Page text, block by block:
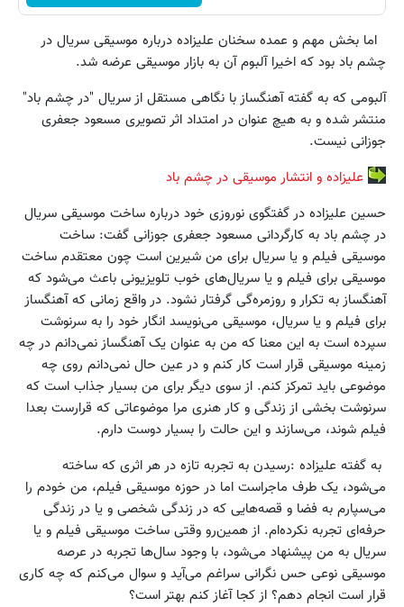
اما بخش مهم و عمده سخنان علیزاده درباره موسیقی سریال در
چشم باد بود که اخیرا آلبوم آن به بازار موسیقی عرضه شد.
آلبومی که به گفته آهنگساز با نگاهی مستقل از سریال "در چشم باد"
منتشر شده و به هیچ عنوان در امتداد اثر تصویری مسعود جعفری
جوزانی نیست.
علیزاده و انتشار موسیقی در چشم باد
حسین علیزاده در گفتگوی نوروزی خود درباره ساخت موسیقی سریال
در چشم باد به کارگردانی مسعود جعفری جوزانی گفت: ساخت
موسیقی فیلم و یا سریال برای من شیرین است چون معتقدم ساخت
موسیقی برای فیلم و یا سریال‌های خوب تلویزیونی باعث می‌شود که
آهنگساز به تکرار و روزمره‌گی گرفتار نشود. در واقع زمانی که آهنگساز
برای فیلم و یا سریال، موسیقی می‌نویسد انگار خود را به سرنوشت
سپرده است به این معنا که من به عنوان یک آهنگساز نمی‌دانم در چه
زمینه موسیقی قرار است کار کنم و در عین حال نمی‌دانم روی چه
موضوعی باید تمرکز کنم. از سوی دیگر برای من بسیار جذاب است که
سرنوشت بخشی از زندگی و کار هنری مرا موضوعاتی که قرارست بعدا
فیلم شوند، می‌سازند و این حالت را بسیار دوست دارم.
به گفته علیزاده :رسیدن به تجربه تازه در هر اثری که ساخته
می‌شود، یک طرف ماجراست اما در حوزه موسیقی فیلم، من خودم را
می‌سپارم به فضا و قصه‌هایی که در زندگی شخصی و یا در زندگی
حرفه‌ای تجربه نکرده‌ام. از همین‌رو وقتی ساخت موسیقی فیلم و یا
سریال به من پیشنهاد می‌شود، با وجود سال‌ها تجربه در عرصه
موسیقی نوعی حس نگرانی سراغم می‌آید و سوال می‌کنم که چه کاری
قرار است انجام دهم؟ از کجا آغاز کنم بهتر است؟